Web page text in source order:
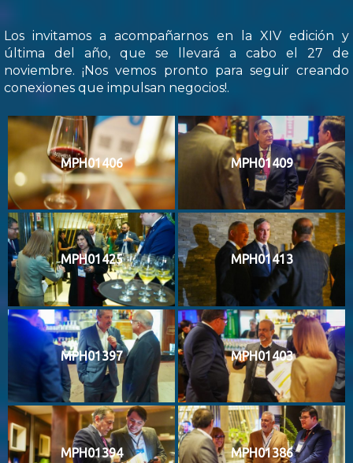
Los invitamos a acompañarnos en la XIV edición y
última del año, que se llevará a cabo el 27 de
noviembre. ¡Nos vemos pronto para seguir creando
conexiones que impulsan negocios!.
MPH01406 MPH01409
MPH01425 MPH01413
MPH01397 MPH01403
MPH01394 MPH01386